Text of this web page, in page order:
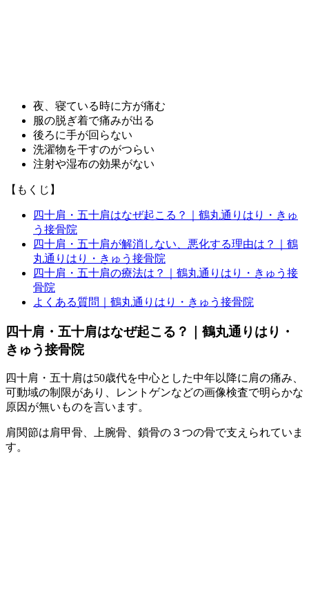
夜、寝ている時に方が痛む
服の脱ぎ着で痛みが出る
後ろに手が回らない
洗濯物を干すのがつらい
注射や湿布の効果がない
【もくじ】
四十肩・五十肩はなぜ起こる？｜鶴丸通りはり・きゅ
う接骨院
四十肩・五十肩が解消しない、悪化する理由は？｜鶴
丸通りはり・きゅう接骨院
四十肩・五十肩の療法は？｜鶴丸通りはり・きゅう接
骨院
よくある質問｜鶴丸通りはり・きゅう接骨院
四十肩・五十肩はなぜ起こる？｜鶴丸通りはり・
きゅう接骨院
四十肩・五十肩は50歳代を中心とした中年以降に肩の痛み、
可動域の制限があり、レントゲンなどの画像検査で明らかな
原因が無いものを言います。
肩関節は肩甲骨、上腕骨、鎖骨の３つの骨で支えられていま
す。